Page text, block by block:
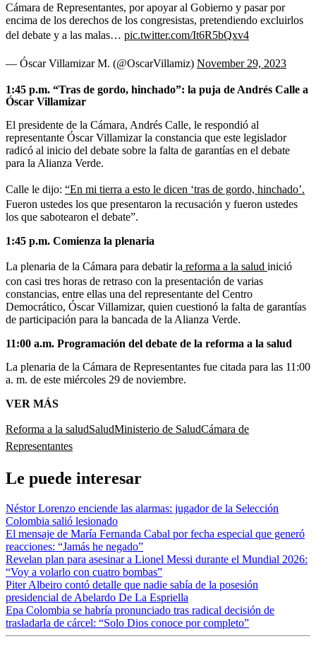
Cámara de Representantes, por apoyar al Gobierno y pasar por
encima de los derechos de los congresistas, pretendiendo excluirlos
del debate y a las malas… pic.twitter.com/It6R5bQxv4
— Óscar Villamizar M. (@OscarVillamiz) November 29, 2023
1:45 p.m. “Tras de gordo, hinchado”: la puja de Andrés Calle a
Óscar Villamizar
El presidente de la Cámara, Andrés Calle, le respondió al
representante Óscar Villamizar la constancia que este legislador
radicó al inicio del debate sobre la falta de garantías en el debate
para la Alianza Verde.
Calle le dijo: “En mi tierra a esto le dicen ‘tras de gordo, hinchado’.
Fueron ustedes los que presentaron la recusación y fueron ustedes
los que sabotearon el debate”.
1:45 p.m. Comienza la plenaria
La plenaria de la Cámara para debatir la reforma a la salud inició
con casi tres horas de retraso con la presentación de varias
constancias, entre ellas una del representante del Centro
Democrático, Óscar Villamizar, quien cuestionó la falta de garantías
de participación para la bancada de la Alianza Verde.
11:00 a.m. Programación del debate de la reforma a la salud
La plenaria de la Cámara de Representantes fue citada para las 11:00
a. m. de este miércoles 29 de noviembre.
VER MÁS
Reforma a la saludSaludMinisterio de SaludCámara de
Representantes
Le puede interesar
Néstor Lorenzo enciende las alarmas: jugador de la Selección
Colombia salió lesionado
El mensaje de María Fernanda Cabal por fecha especial que generó
reacciones: “Jamás he negado”
Revelan plan para asesinar a Lionel Messi durante el Mundial 2026:
“Voy a volarlo con cuatro bombas”
Piter Albeiro contó detalle que nadie sabía de la posesión
presidencial de Abelardo De La Espriella
Epa Colombia se habría pronunciado tras radical decisión de
trasladarla de cárcel: “Solo Dios conoce por completo”